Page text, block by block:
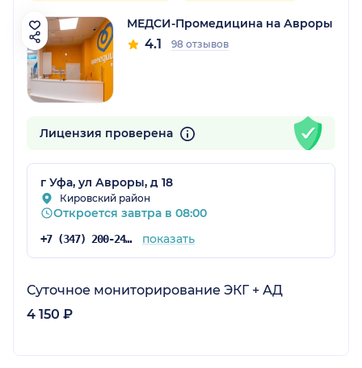
МЕДСИ-Промедицина на Авроры
4.1 98 отзывов
Лицензия проверена
г Уфа, ул Авроры, д 18
Кировский район
Откроется завтра в 08:00
+7 (347) 200-24-71 показать
Суточное мониторирование ЭКГ + АД
4 150 ₽